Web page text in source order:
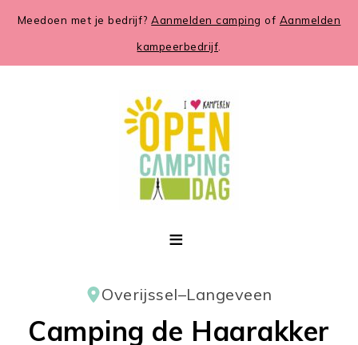
Meedoen met je bedrijf?Aanmelden camping of Aanmelden
kampeerbedrijf
Overijssel–Langeveen
Camping de Haarakker